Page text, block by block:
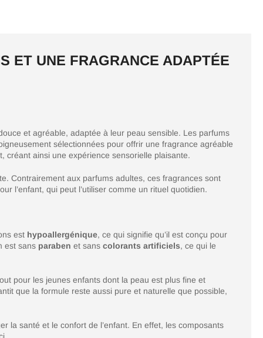
ET UNE FRAGRANCE ADAPTÉE
et agréable, adaptée à leur peau sensible. Les parfums
sélectionnées pour offrir une fragrance agréable
créant ainsi une expérience sensorielle plaisante.
Contrairement aux parfums adultes, ces fragrances sont
l’enfant, qui peut l’utiliser comme un rituel quotidien.
est hypoallergénique, ce qui signifie qu’il est conçu pour
est sans paraben et sans colorants artificiels, ce qui le
pour les jeunes enfants dont la peau est plus fine et
que la formule reste aussi pure et naturelle que possible,
la santé et le confort de l’enfant. En effet, les composants